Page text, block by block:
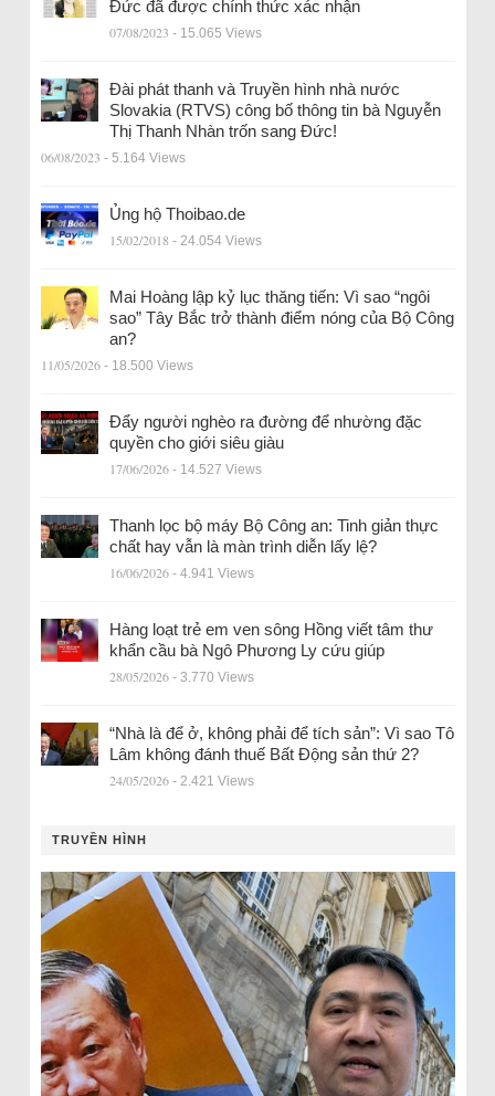
Đức đã được chính thức xác nhận
07/08/2023 - 15.065 Views
Đài phát thanh và Truyền hình nhà nước
Slovakia (RTVS) công bố thông tin bà Nguyễn
Thị Thanh Nhàn trốn sang Đức!
06/08/2023 - 5.164 Views
Ủng hộ Thoibao.de
15/02/2018 - 24.054 Views
Mai Hoàng lập kỷ lục thăng tiến: Vì sao “ngôi
sao” Tây Bắc trở thành điểm nóng của Bộ Công
an?
11/05/2026 - 18.500 Views
Đẩy người nghèo ra đường để nhường đặc
quyền cho giới siêu giàu
17/06/2026 - 14.527 Views
Thanh lọc bộ máy Bộ Công an: Tinh giản thực
chất hay vẫn là màn trình diễn lấy lệ?
16/06/2026 - 4.941 Views
Hàng loạt trẻ em ven sông Hồng viết tâm thư
khẩn cầu bà Ngô Phương Ly cứu giúp
28/05/2026 - 3.770 Views
“Nhà là để ở, không phải để tích sản”: Vì sao Tô
Lâm không đánh thuế Bất Động sản thứ 2?
24/05/2026 - 2.421 Views
TRUYỀN HÌNH